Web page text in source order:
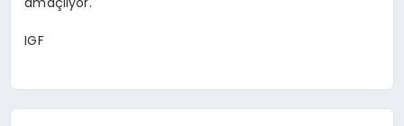
IGF